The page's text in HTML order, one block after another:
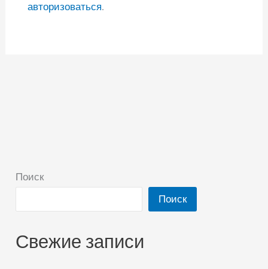
авторизоваться.
Поиск
Поиск
Свежие записи